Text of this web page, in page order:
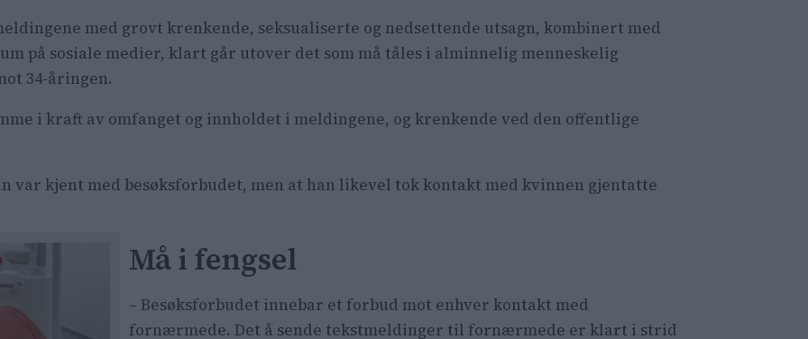
med grovt krenkende, seksualiserte og nedsettende utsagn, kombinert med
på sosiale medier, klart går utover det som må tåles i alminnelig menneskelig
34-åringen.
i kraft av omfanget og innholdet i meldingene, og krenkende ved den offentlige
var kjent med besøksforbudet, men at han likevel tok kontakt med kvinnen gjentatte
Må i fengsel
– Besøksforbudet innebar et forbud mot enhver kontakt med
fornærmede. Det å sende tekstmeldinger til fornærmede er klart i strid